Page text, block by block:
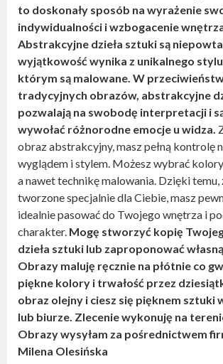
to doskonały sposób na wyrażenie
indywidualności i wzbogacenie
Abstrakcyjne dzieła sztuki są
wyjątkowość wynika z unikalnego
którym są malowane. W
tradycyjnych obrazów, abstrakcyjne
pozwalają na swobodę interpretacji i
wywołać różnorodne emocje u widza.
obraz abstrakcyjny, masz pełną kontrolę
wyglądem i stylem. Możesz wybrać
a nawet technikę malowania. Dzięki temu,
tworzone specjalnie dla Ciebie, masz
idealnie pasować do Twojego wnętrza i
charakter. Mogę stworzyć kopię
dzieła sztuki lub zaproponować
Obrazy maluję ręcznie na płótnie co
piękne kolory i trwałość przez
obraz olejny i ciesz się pięknem sztuki
lub biurze. Zlecenie wykonuję na
Obrazy wysyłam za pośrednictwem
Milena Olesińska